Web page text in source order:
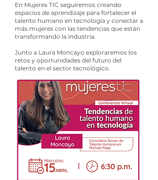
En Mujeres TIC seguiremos creando
espacios de aprendizaje para fortalecer el
talento humano en tecnología y conectar a
más mujeres con las tendencias que están
transformando la industria.
Junto a Laura Moncayo exploraremos los
retos y oportunidades del futuro del
talento en el sector tecnológico.